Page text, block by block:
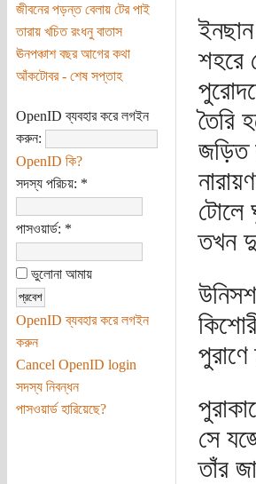
জীবনের পড়ন্ত বেলায় টের পাই
তারায় খচিত রংধনু বাতাস
ঊনপঞ্চাশ বছর আগের কথা
আঁকটোবর - শেষ সপ্তাহ
OpenID ব্যবহার করে লগইন
করুন:
OpenID কি?
সদস্য পরিচয়: *
পাসওয়ার্ড: *
ভুলোনা আমায়
OpenID ব্যবহার করে লগইন
করুন
Cancel OpenID login
সদস্য নিবন্ধন
পাসওয়ার্ড হারিয়েছে?
শহরে
তৈরি
জড়িত
টোলে
তখন
সে
তাঁর